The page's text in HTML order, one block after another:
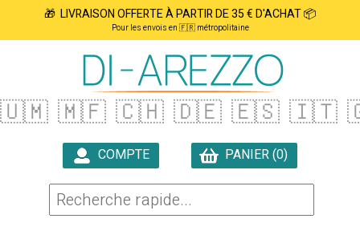
🎁 LIVRAISON OFFERTE À PARTIR DE 35 € D'ACHAT 📦
Pour les envois en 🇫🇷 métropolitaine
🇺🇲 🇲🇫 🇨🇭 🇩🇪 🇪🇸 🇮🇹
COMPTE
PANIER (0)